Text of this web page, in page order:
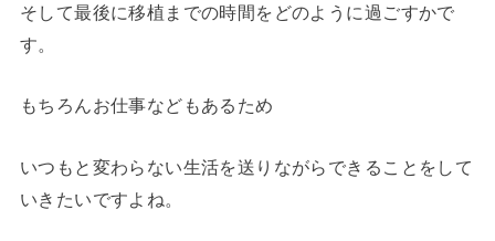
そして最後に移植までの時間をどのように過ごすかで
す。
もちろんお仕事などもあるため
いつもと変わらない生活を送りながらできることをして
いきたいですよね。